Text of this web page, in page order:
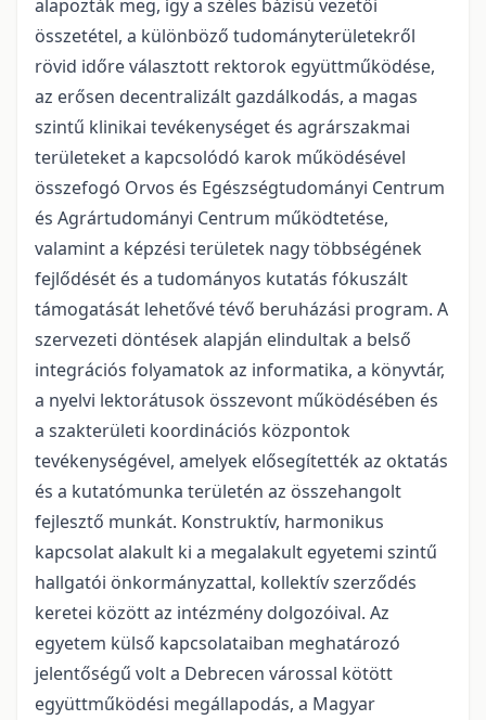
alapozták meg, így a széles bázisú vezetői
összetétel, a különböző tudományterületekről
rövid időre választott rektorok együttműködése,
az erősen decentralizált gazdálkodás, a magas
szintű klinikai tevékenységet és agrárszakmai
területeket a kapcsolódó karok működésével
összefogó Orvos és Egészségtudományi Centrum
és Agrártudományi Centrum működtetése,
valamint a képzési területek nagy többségének
fejlődését és a tudományos kutatás fókuszált
támogatását lehetővé tévő beruházási program. A
szervezeti döntések alapján elindultak a belső
integrációs folyamatok az informatika, a könyvtár,
a nyelvi lektorátusok összevont működésében és
a szakterületi koordinációs központok
tevékenységével, amelyek elősegítették az oktatás
és a kutatómunka területén az összehangolt
fejlesztő munkát. Konstruktív, harmonikus
kapcsolat alakult ki a megalakult egyetemi szintű
hallgatói önkormányzattal, kollektív szerződés
keretei között az intézmény dolgozóival. Az
egyetem külső kapcsolataiban meghatározó
jelentőségű volt a Debrecen várossal kötött
együttműködési megállapodás, a Magyar